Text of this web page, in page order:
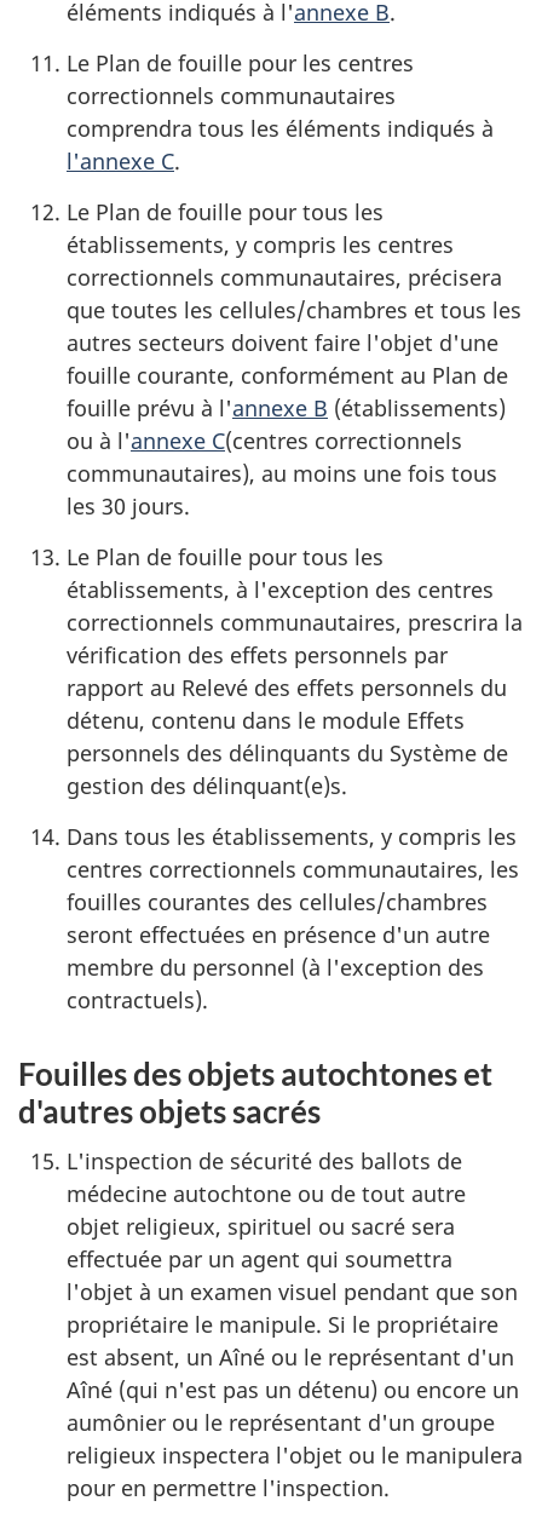
éléments indiqués à l'annexe B.
Le Plan de fouille pour les centres
correctionnels communautaires
comprendra tous les éléments indiqués à
l'annexe C.
Le Plan de fouille pour tous les
établissements, y compris les centres
correctionnels communautaires, précisera
que toutes les cellules/chambres et tous les
autres secteurs doivent faire l'objet d'une
fouille courante, conformément au Plan de
fouille prévu à l'annexe B (établissements)
ou à l'annexe C(centres correctionnels
communautaires), au moins une fois tous
les 30 jours.
Le Plan de fouille pour tous les
établissements, à l'exception des centres
correctionnels communautaires, prescrira la
vérification des effets personnels par
rapport au Relevé des effets personnels du
détenu, contenu dans le module Effets
personnels des délinquants du Système de
gestion des délinquant(e)s.
Dans tous les établissements, y compris les
centres correctionnels communautaires, les
fouilles courantes des cellules/chambres
seront effectuées en présence d'un autre
membre du personnel (à l'exception des
contractuels).
Fouilles des objets autochtones et
d'autres objets sacrés
L'inspection de sécurité des ballots de
médecine autochtone ou de tout autre
objet religieux, spirituel ou sacré sera
effectuée par un agent qui soumettra
l'objet à un examen visuel pendant que son
propriétaire le manipule. Si le propriétaire
est absent, un Aîné ou le représentant d'un
Aîné (qui n'est pas un détenu) ou encore un
aumônier ou le représentant d'un groupe
religieux inspectera l'objet ou le manipulera
pour en permettre l'inspection.